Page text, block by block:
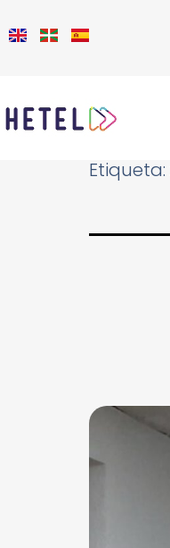
Etiqueta: